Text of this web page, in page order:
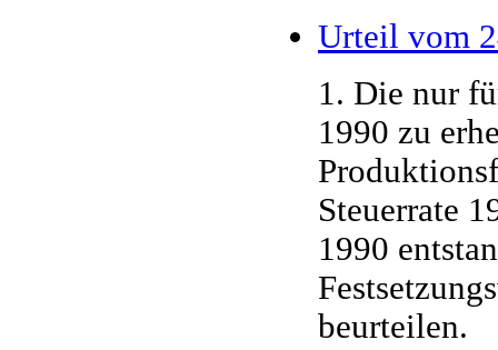
Urteil vom
1. Die nur
1990 zu
Steuerrate
1990
beurteilen.